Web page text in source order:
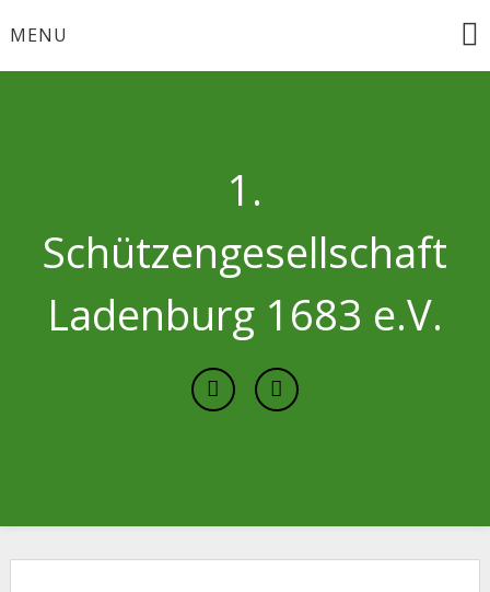
toMENU
1.
Schützengesellschaft
Ladenburg 1683 e.V.